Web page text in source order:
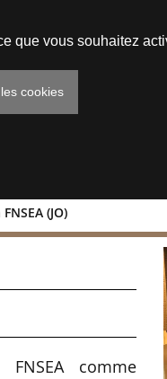
(JO)
FNSEA comme
que vous souhaitez
cookies